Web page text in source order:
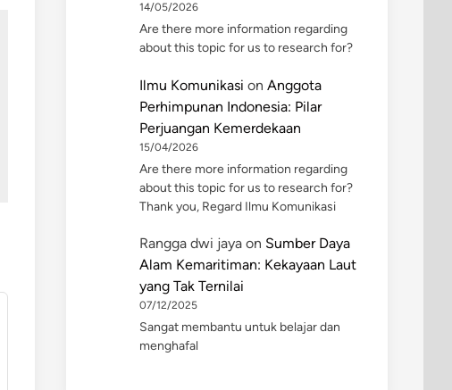
14/05/2026
Are there more information regarding
about this topic for us to research for?
Ilmu Komunikasi on Anggota
Perhimpunan Indonesia: Pilar
Perjuangan Kemerdekaan
15/04/2026
Are there more information regarding
about this topic for us to research for?
Thank you, Regard Ilmu Komunikasi
Rangga dwi jaya on Sumber Daya
Alam Kemaritiman: Kekayaan Laut
yang Tak Ternilai
07/12/2025
Sangat membantu untuk belajar dan
menghafal